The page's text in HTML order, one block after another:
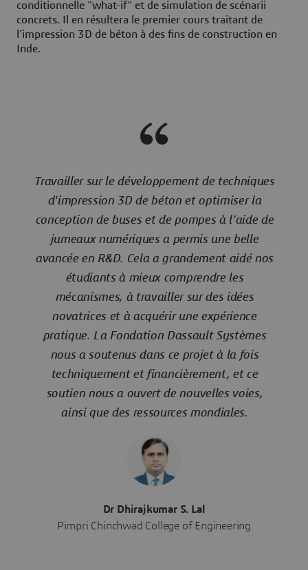
conditionnelle "what-if" et de simulation de scénarii
concrets. Il en résultera le premier cours traitant de
l'impression 3D de béton à des fins de construction en
Inde.
Travailler sur le développement de techniques
d'impression 3D de béton et optimiser la
conception de buses et de pompes à l’aide de
jumeaux numériques a permis une belle
avancée en R&D. Cela a grandement aidé nos
étudiants à mieux comprendre les
mécanismes, à travailler sur des idées
novatrices et à acquérir une expérience
pratique. La Fondation Dassault Systèmes
nous a soutenus dans ce projet à la fois
techniquement et financièrement, et ce
soutien nous a ouvert de nouvelles voies,
ainsi que des ressources mondiales.
Dr Dhirajkumar S. Lal
Pimpri Chinchwad College of Engineering